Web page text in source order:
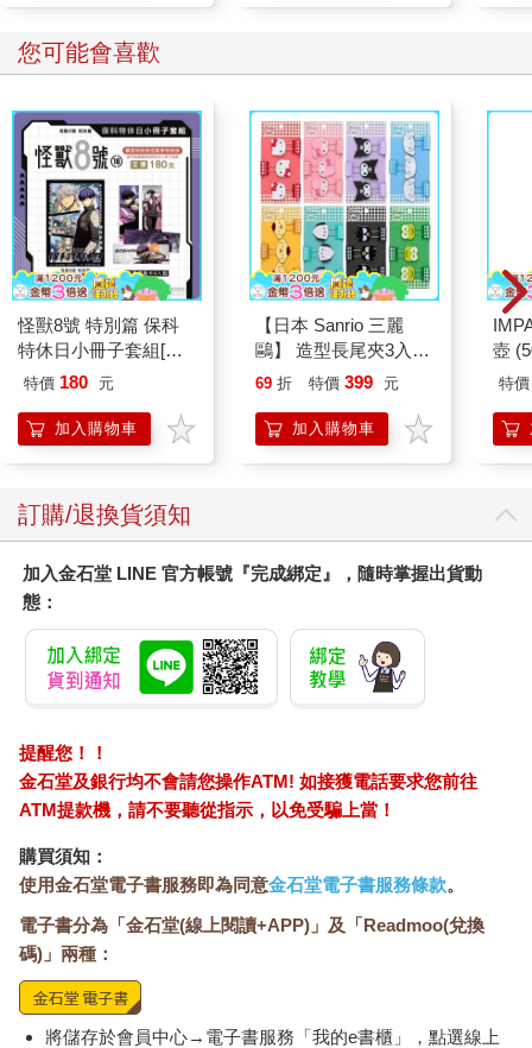
有一天，葉師姐看著鬚髪漸白的光師父，彎著腰為小沙彌剃髮授
衣缽具，不禁落淚：「這一路實在太艱難了。但是光師父仍然堅
定地前行。」
續。」
我看過幾次光師父的哽咽。淚在眼眶，被他用力地忍著噙著，甚
至能感受到無聲的抽搐。外貌威嚴的他，內心極柔軟，也脆弱，
近似詩人的多愁。詩人與眼前的羅漢，明明是兩個世界的人，我
怎會有此連結或直覺？
我猜想，光師父的童年波濤遠遠大於言語所述。
我湧出很多情緒，一時不知如何消化。幾天後，到佛陀故鄉藍毗
尼（Lumbini）時，我想再多聊聊光師父的故事，為何他要放棄名
利？也聊人生「財富、權力與名氣」的追求。
為何人，花一輩子在追逐名利，追到了，還要再追高？像籠子裡
的土撥鼠。追不到，苦；追到，也未必開心。從名利巔峰跌落
生，是否好些？
故事。黑夜，掩蓋加德滿都的醜，但掩蓋不了苦。
也想起這句話：「在這世界上，只要有一盞燈就有一點的光明，
兩盞燈光明就再多一些。如果每一個人都是一盞燈，這世界就充
滿大光明。」
喜馬拉雅山，世上最偉大的學校
結束加德滿都的四晚後，我到喜馬拉雅山高山健行，須飛往山城
─波卡拉。若不搭飛機，也能搭車，大約是台北到台中的山路距
離，但不塞車至少五個小時。
山路沿線，散落著簡陋的房子與梯田，山民辛苦地活著，也霸道
說他們是土匪，太殘酷了，但該怎麽說呢？收成貧瘠，靠老天爺
賞飯。如果老天爺不賞飯，來了天災，大雨崩塌，什麼都沒有
了，也不會有人聞問。
顛顛簸簸的道路，骨頭快散掉，我徹底投降，完全不敢選擇搭
車。
您可能會喜歡
怪獸8號 特別篇 保科
特休日小冊子套組[限
加購]
特價 180 元
加入購物車
【日本 Sanrio 三麗
鷗】 造型長尾夾3入組
(8款可選) 凱蒂貓 Hello
企鵝
69 折 特價 399 元
加入購物車
壺
特價
訂購/退換貨須知
加入金石堂 LINE 官方帳號『完成綁定』，隨時掌握出貨動
態：
提醒您！！
金石堂及銀行均不會請您操作ATM! 如接獲電話要求您前往
ATM提款機，請不要聽從指示，以免受騙上當！
購買須知：
使用金石堂電子書服務即為同意金石堂電子書服務條款。
電子書分為「金石堂(線上閱讀+APP)」及「Readmoo(兌換
碼)」兩種：
將儲存於會員中心→電子書服務「我的e書櫃」，點選線上